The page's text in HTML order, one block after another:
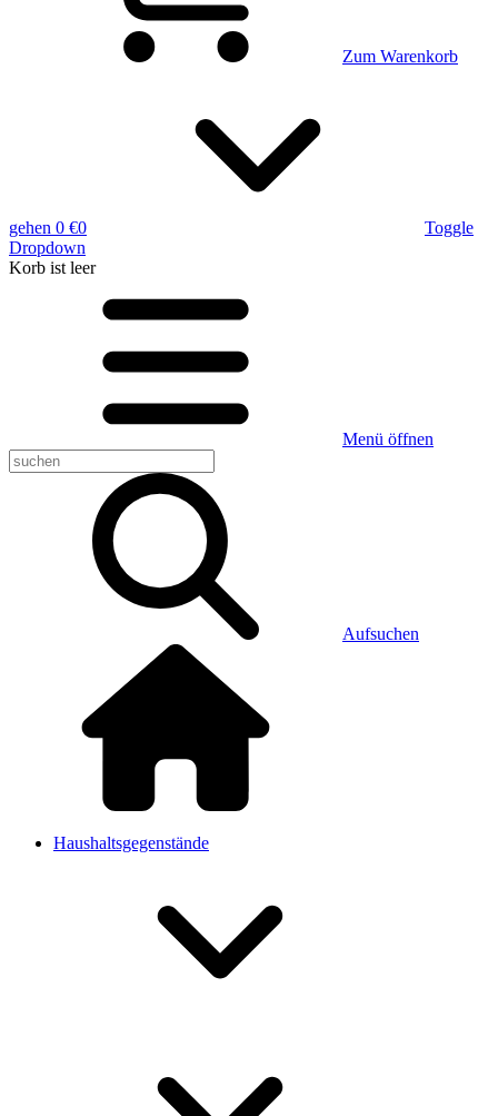
Zum Warenkorb
gehen 0 €0
Toggle
Dropdown
Korb ist leer
Menü öffnen
Aufsuchen
Haushaltsgegenstände